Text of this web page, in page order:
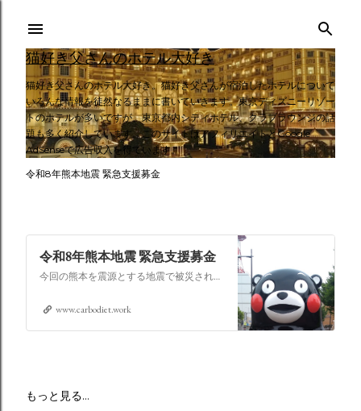
スキップしてメイン コンテンツに移動
猫好き父さんのホテル大好き
猫好き父さんのホテル大好き。猫好き父さんが宿泊したホテルについて
いろんな情報を徒然なるままに書いていきます。東京ディズニーリゾー
トのホテルが多いですが、東京都内シティホテル、クラブラウンジの話
題も多く紹介しています。このサイトはアフィリエイトとGoogle
AdSenseで広告収入を得ています。
令和8年熊本地震 緊急支援募金
令和8年熊本地震 緊急支援募金
今回の熊本を震源とする地震で被災された皆さままだまだ余震も続き大変な時間を過ごされていると思います。心よりお見舞い申し上げます
www.carbodiet.work
もっと見る…